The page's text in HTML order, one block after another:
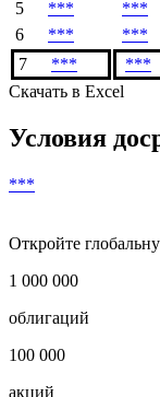
5
*** ***
6
*** ***
7
*** ***
Скачать в Excel
Условия
***
Откройте
1 000 000
облигаций
100 000
акций